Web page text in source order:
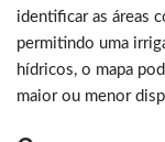
identificar as áreas
permitindo uma
hídricos, o mapa
maior ou menor